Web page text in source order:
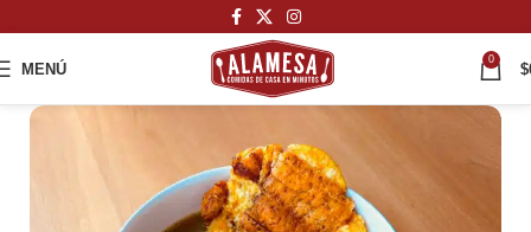
MENÚ
0
$